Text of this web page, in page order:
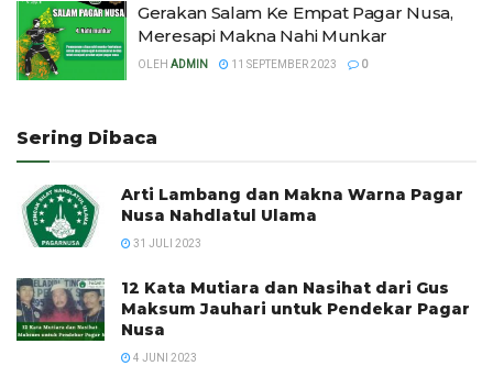
Gerakan Salam Ke Empat Pagar Nusa,
Meresapi Makna Nahi Munkar
OLEH ADMIN 11 SEPTEMBER 2023 0
Sering Dibaca
Arti Lambang dan Makna Warna Pagar
Nusa Nahdlatul Ulama
31 JULI 2023
12 Kata Mutiara dan Nasihat dari Gus
Maksum Jauhari untuk Pendekar Pagar
Nusa
4 JUNI 2023